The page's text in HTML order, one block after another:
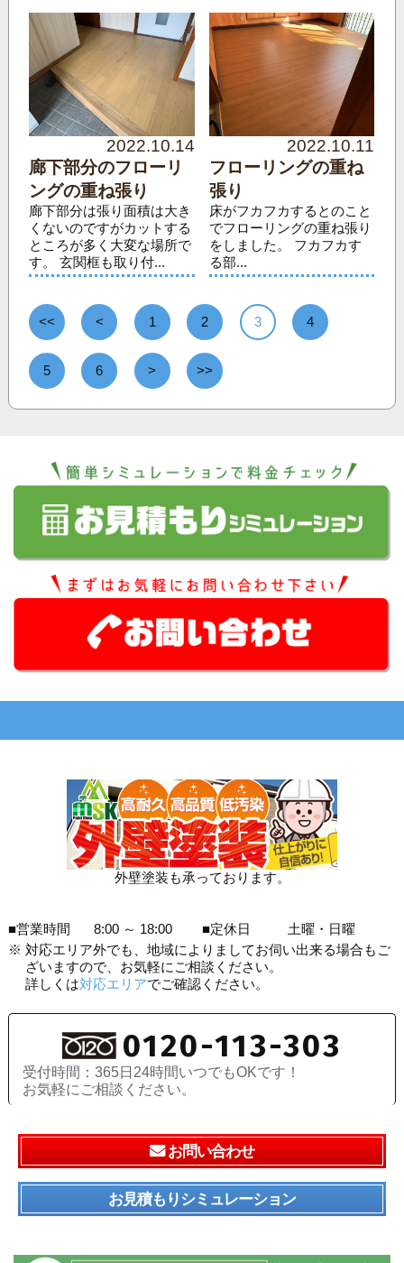
2022.10.14
廊下部分のフローリ
ングの重ね張り
廊下部分は張り面積は大き
くないのですがカットする
ところが多く大変な場所で
す。 玄関框も取り付...
2022.10.11
フローリングの重ね
張り
床がフカフカするとのこと
でフローリングの重ね張り
をしました。 フカフカす
る部...
<< < 1 2 3 4
5 6 > >>
外壁塗装も承っております。
■営業時間 8:00 ～ 18:00 ■定休日
土曜・日曜
※ 対応エリア外でも、地域によりましてお伺い出来る場合もご
ざいますので、お気軽にご相談ください。
詳しくは対応エリアでご確認ください。
0120-113-303
受付時間：365日24時間いつでもOKです！
お気軽にご相談ください。
お問い合わせ
お見積もりシミュレーション